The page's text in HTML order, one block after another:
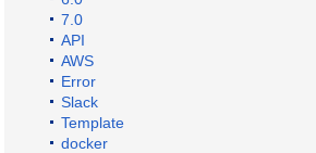
7.0
API
AWS
Error
Slack
Template
docker